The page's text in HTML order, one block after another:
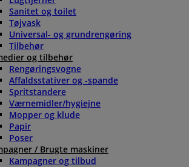
Sanitet og toilet
Tøjvask
Universal- og grundrengøring
Tilbehør
og tilbehør
Rengøringsvogne
Affaldsstativer og -spande
Spritstandere
Værnemidler/hygiejne
Mopper og klude
Papir
Poser
/ Brugte maskiner
Kampagner og tilbud